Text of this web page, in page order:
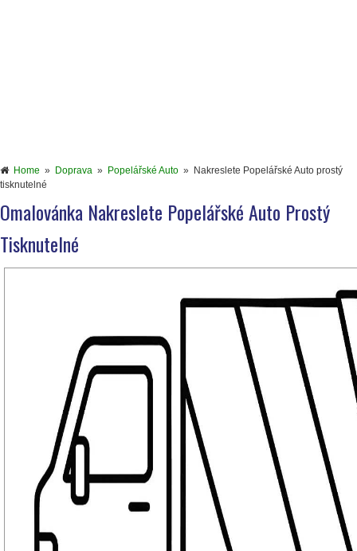
Home » Doprava » Popelářské Auto » Nakreslete Popelářské Auto prostý
tisknutelné
Omalovánka Nakreslete Popelářské Auto Prostý
Tisknutelné